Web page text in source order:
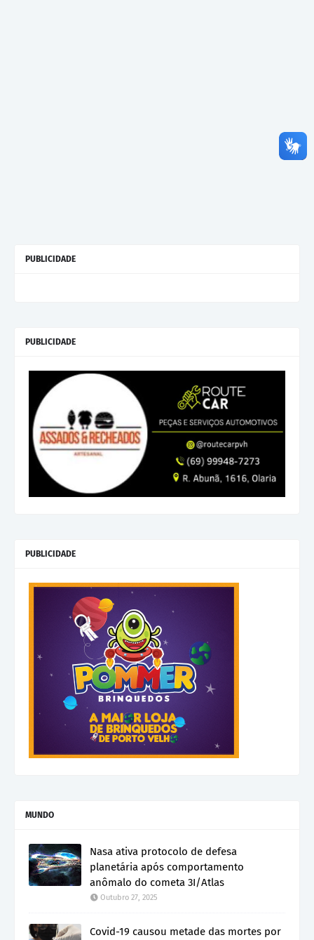
PUBLICIDADE
PUBLICIDADE
PUBLICIDADE
MUNDO
Nasa ativa protocolo de defesa
planetária após comportamento
anômalo do cometa 3I/Atlas
Outubro 27, 2025
Covid-19 causou metade das mortes por